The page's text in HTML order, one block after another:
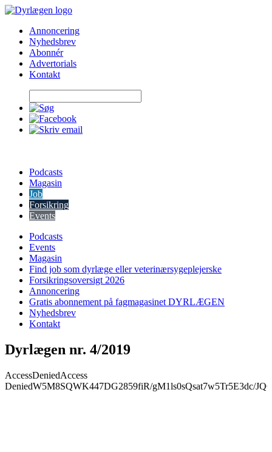
Skip
contentAnnoncering
Nyhedsbrev
Abonnér
Advertorials
Kontakt
Podcasts
Magasin
Job
Forsikring
Events
Podcasts
Events
Magasin
Find job som dyrlæge eller veterinærsygeplejerske
Forsikringsoversigt 2026
Annoncering
Gratis abonnement på fagmagasinet DYRLÆGEN
Nyhedsbrev
Kontakt
Dyrlægen nr. 4/2019